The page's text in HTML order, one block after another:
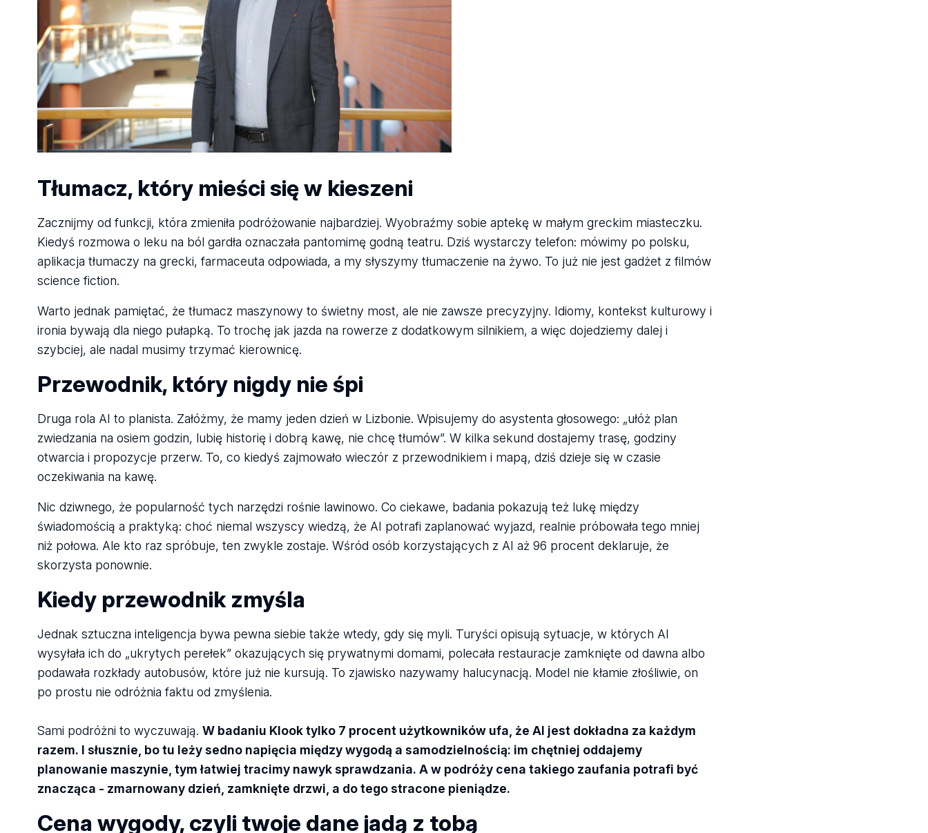
Tłumacz, który mieści się w kieszeni
Zacznijmy od funkcji, która zmieniła podróżowanie najbardziej. Wyobraźmy sobie aptekę w małym greckim miasteczku.
Kiedyś rozmowa o leku na ból gardła oznaczała pantomimę godną teatru. Dziś wystarczy telefon: mówimy po polsku,
aplikacja tłumaczy na grecki, farmaceuta odpowiada, a my słyszymy tłumaczenie na żywo. To już nie jest gadżet z filmów
science fiction.
Warto jednak pamiętać, że tłumacz maszynowy to świetny most, ale nie zawsze precyzyjny. Idiomy, kontekst kulturowy i
ironia bywają dla niego pułapką. To trochę jak jazda na rowerze z dodatkowym silnikiem, a więc dojedziemy dalej i
szybciej, ale nadal musimy trzymać kierownicę.
Przewodnik, który nigdy nie śpi
Druga rola AI to planista. Załóżmy, że mamy jeden dzień w Lizbonie. Wpisujemy do asystenta głosowego: „ułóż plan
zwiedzania na osiem godzin, lubię historię i dobrą kawę, nie chcę tłumów”. W kilka sekund dostajemy trasę, godziny
otwarcia i propozycje przerw. To, co kiedyś zajmowało wieczór z przewodnikiem i mapą, dziś dzieje się w czasie
oczekiwania na kawę.
Nic dziwnego, że popularność tych narzędzi rośnie lawinowo. Co ciekawe, badania pokazują też lukę między
świadomością a praktyką: choć niemal wszyscy wiedzą, że AI potrafi zaplanować wyjazd, realnie próbowała tego mniej
niż połowa. Ale kto raz spróbuje, ten zwykle zostaje. Wśród osób korzystających z AI aż 96 procent deklaruje, że
skorzysta ponownie.
Kiedy przewodnik zmyśla
Jednak sztuczna inteligencja bywa pewna siebie także wtedy, gdy się myli. Turyści opisują sytuacje, w których AI
wysyłała ich do „ukrytych perełek” okazujących się prywatnymi domami, polecała restauracje zamknięte od dawna albo
podawała rozkłady autobusów, które już nie kursują. To zjawisko nazywamy halucynacją. Model nie kłamie złośliwie, on
po prostu nie odróżnia faktu od zmyślenia.
Sami podróżni to wyczuwają. W badaniu Klook tylko 7 procent użytkowników ufa, że AI jest dokładna za każdym
razem. I słusznie, bo tu leży sedno napięcia między wygodą a samodzielnością: im chętniej oddajemy
planowanie maszynie, tym łatwiej tracimy nawyk sprawdzania. A w podróży cena takiego zaufania potrafi być
znacząca - zmarnowany dzień, zamknięte drzwi, a do tego stracone pieniądze.
Cena wygody, czyli twoje dane jadą z tobą